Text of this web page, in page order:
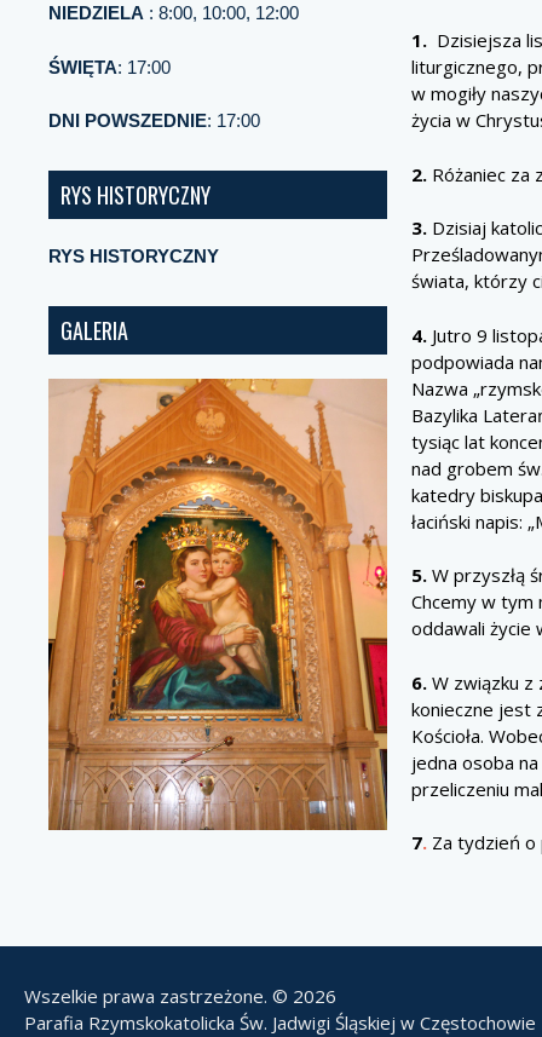
NIEDZIELA : 8:00, 10:00, 12:00
ŚWIĘTA: 17:00
DNI POWSZEDNIE: 17:00
RYS HISTORYCZNY
RYS HISTORYCZNY
GALERIA
1. Dzisiejsza
liturgicznego,
w mogiły
życia w
2. Różaniec za
3. Dzisiaj
świata, którzy
4. Jutro 9
podpowiada
Nazwa
Bazylika
tysiąc lat
nad grobem
katedry
łaciński napis:
5. W przyszłą
Chcemy w tym
oddawali życie
6. W związku
konieczne jest
Kościoła.
jedna osoba
przeliczeniu
7. Za tydzień o
Wszelkie prawa zastrzeżone. © 2026
Parafia Rzymskokatolicka Św. Jadwigi Śląskiej w Częstochowie